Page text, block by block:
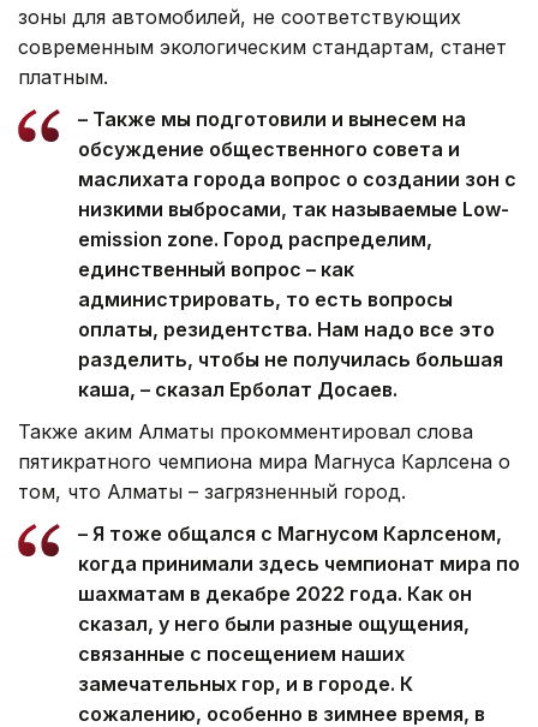
зоны для автомобилей, не соответствующих
современным экологическим стандартам, станет
платным.
– Также мы подготовили и вынесем на
обсуждение общественного совета и
маслихата города вопрос о создании зон с
низкими выбросами, так называемые Low-
emission zone. Город распределим,
единственный вопрос – как
администрировать, то есть вопросы
оплаты, резидентства. Нам надо все это
разделить, чтобы не получилась большая
каша, – сказал Ерболат Досаев.
Также аким Алматы прокомментировал слова
пятикратного чемпиона мира Магнуса Карлсена о
том, что Алматы – загрязненный город.
– Я тоже общался с Магнусом Карлсеном,
когда принимали здесь чемпионат мира по
шахматам в декабре 2022 года. Как он
сказал, у него были разные ощущения,
связанные с посещением наших
замечательных гор, и в городе. К
сожалению, особенно в зимнее время, в